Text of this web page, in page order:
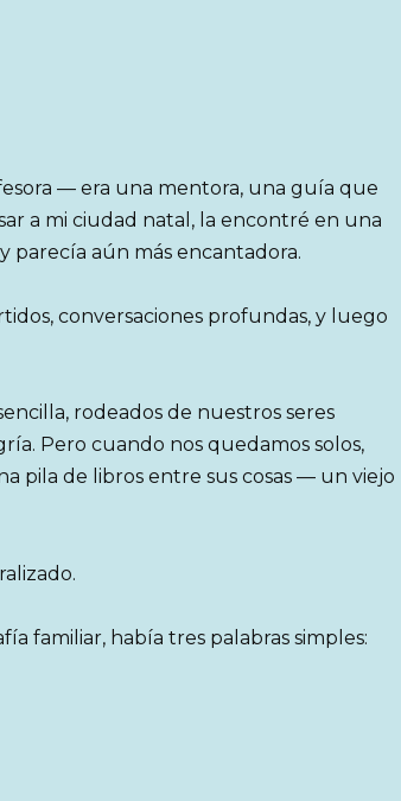
— era una mentora, una guía que
a mi ciudad natal, la encontré en una
parecía aún más encantadora.
conversaciones profundas, y luego
rodeados de nuestros seres
Pero cuando nos quedamos solos,
pila de libros entre sus cosas — un viejo
familiar, había tres palabras simples: